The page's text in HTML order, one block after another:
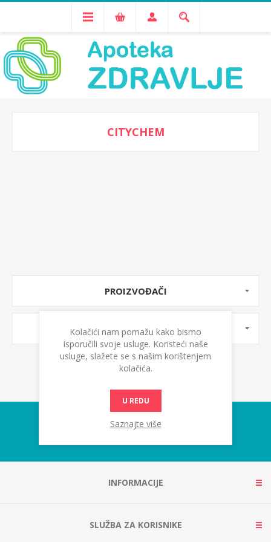
CITYCHEM
PROIZVOĐAČI
OZNAKE PROIZVODA
INFORMACIJE
SLUŽBA ZA KORISNIKE
Kolačići nam pomažu kako bismo
isporučili svoje usluge. Koristeći naše
usluge, slažete se s našim korištenjem
kolačića.
U REDU
Saznajte više